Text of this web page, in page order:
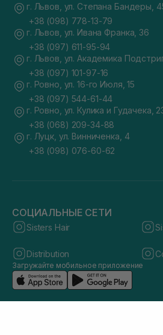
г. Львов, ул. Степана Бандеры,
+38 (098) 778-13-79
г. Львов, ул. Ивана Франка, 36
+38 (097) 611-95-94
г. Львов, ул. Академика
+38 (097) 101-97-16
г. Ровно, ул. 16-го Июля, 15
+38 (097) 544-61-44
г. Ровно, ул. Кулика и Гудачека,
+38 (068) 209-34-88
г. Луцк, ул. Винниченка, 4
+38 (098) 076-60-62
СОЦИАЛЬНЫЕ СЕТИ
Sisters Hair
Distribution
Загружайте мобильное приложение